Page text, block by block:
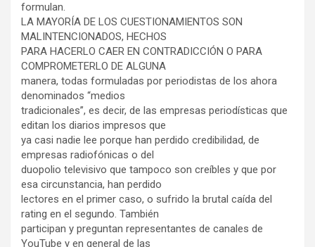
formulan.
LA MAYORÍA DE LOS CUESTIONAMIENTOS SON
MALINTENCIONADOS, HECHOS
PARA HACERLO CAER EN CONTRADICCIÓN O PARA
COMPROMETERLO DE ALGUNA
manera, todas formuladas por periodistas de los ahora
denominados “medios
tradicionales”, es decir, de las empresas periodísticas que
editan los diarios impresos que
ya casi nadie lee porque han perdido credibilidad, de
empresas radiofónicas o del
duopolio televisivo que tampoco son creíbles y que por
esa circunstancia, han perdido
lectores en el primer caso, o sufrido la brutal caída del
rating en el segundo. También
participan y preguntan representantes de canales de
YouTube y en general de las